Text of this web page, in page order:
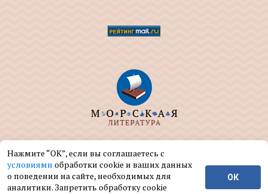
ООО "МОРКНИГА" занимается изданием и
реализацией книг на морскую тематику.
© ООО "МОРКНИГА", 2004 — 2026 г.
Нажмите “ОК”, если вы соглашаетесь с
условиями обработки cookie и ваших данных
о поведении на сайте, необходимых для
аналитики. Запретить обработку cookie
ОК